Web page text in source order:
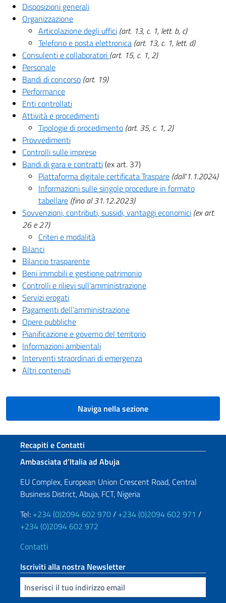
Disposizioni generali
Organizzazione
Articolazione degli uffici (art. 13, c. 1, lett. b, c)
Telefono e posta elettronica (art. 13, c. 1, lett. d)
Consulenti e collaboratori (art. 15, c. 1, 2)
Personale
Bandi di concorso (art. 19)
Performance
Enti controllati
Attività e procedimenti
Tipologie di procedimento (art. 35, c. 1, 2)
Provvedimenti
Controlli sulle imprese
Bandi di gara e contratti(ex art. 37)
Piattaforma digitale certificata Traspare (dall’1.1.2024)
Informazioni sulle singole procedure in formato
tabellare (fino al 31.12.2023)
Sovvenzioni, contributi, sussidi, vantaggi economici (ex art.
26 e 27)
Criteri e modalità
Bilanci
Bilancio trasparente
Beni immobili e gestione patrimonio
Controlli e rilievi sull’amministrazione
Servizi erogati
Pagamenti dell’amministrazione
Opere pubbliche
Pianificazione e governo del territorio
Informazioni ambientali
Interventi straordinari di emergenza
Altri contenuti
Naviga nella sezione
Sezione footer
Recapiti e Contatti
Ambasciata d’Italia ad Abuja
EU Complex, European Union Crescent Road, Central
Business District, Abuja, FCT, Nigeria
Tel: +234 (0)2094 602 970/ +234 (0)2094 602 971 /
+234 (0)2094 602 972
Contatti
Iscriviti alla nostra Newsletter
Inserisci la tua email